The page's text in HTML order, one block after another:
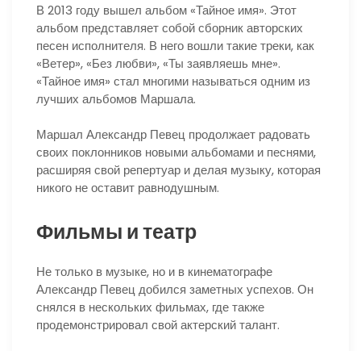
В 2013 году вышел альбом «Тайное имя». Этот
альбом представляет собой сборник авторских
песен исполнителя. В него вошли такие треки, как
«Ветер», «Без любви», «Ты заявляешь мне».
«Тайное имя» стал многими называться одним из
лучших альбомов Маршала.
Маршал Александр Певец продолжает радовать
своих поклонников новыми альбомами и песнями,
расширяя свой репертуар и делая музыку, которая
никого не оставит равнодушным.
Фильмы и театр
Не только в музыке, но и в кинематографе
Александр Певец добился заметных успехов. Он
снялся в нескольких фильмах, где также
продемонстрировал свой актерский талант.